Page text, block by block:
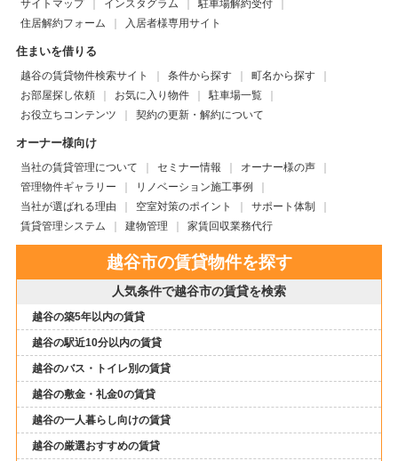
サイトマップ
インスタグラム
駐車場解約受付
住居解約フォーム
入居者様専用サイト
住まいを借りる
越谷の賃貸物件検索サイト 条件から探す
町名から探す
お部屋探し依頼
お気に入り物件
駐車場一覧
お役立ちコンテンツ
契約の更新・解約について
オーナー様向け
当社の賃貸管理について セミナー情報
オーナー様の声
管理物件ギャラリー
リノベーション施工事例
当社が選ばれる理由
空室対策のポイント
サポート体制
賃貸管理システム
建物管理 家賃回収業務代行
越谷市の賃貸物件を探す
人気条件で越谷市の賃貸を検索
越谷の築5年以内の賃貸
越谷の駅近10分以内の賃貸
越谷のバス・トイレ別の賃貸
越谷の敷金・礼金0の賃貸
越谷の一人暮らし向けの賃貸
越谷の厳選おすすめの賃貸